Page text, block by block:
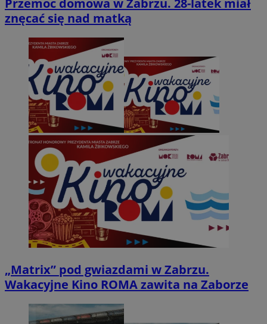
Przemoc domowa w Zabrzu. 28-latek miał
znęcać się nad matką
„Matrix” pod gwiazdami w Zabrzu.
Wakacyjne Kino ROMA zawita na Zaborze